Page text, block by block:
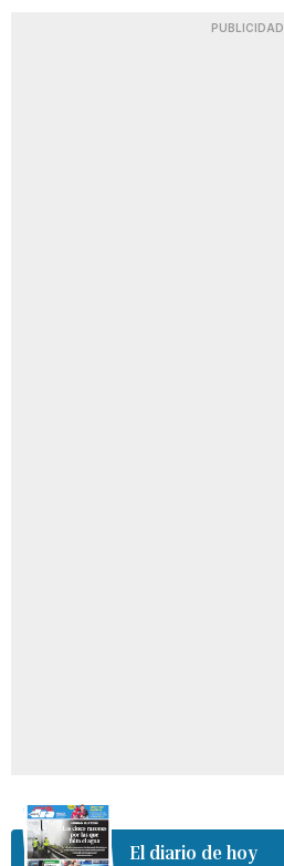
PUBLICIDAD
El diario de hoy